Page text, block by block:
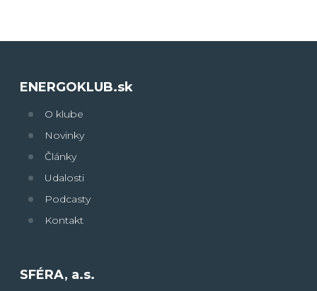
ENERGOKLUB.sk
O klube
Novinky
Články
Udalosti
Podcasty
Kontakt
SFÉRA, a.s.